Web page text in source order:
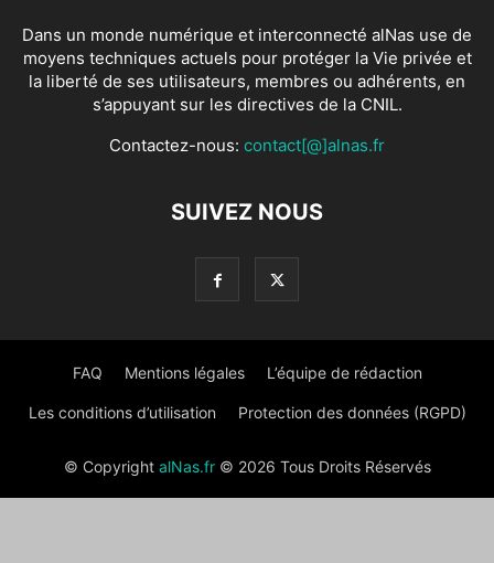
Dans un monde numérique et interconnecté alNas use de
moyens techniques actuels pour protéger la Vie privée et
la liberté de ses utilisateurs, membres ou adhérents, en
s’appuyant sur les directives de la CNIL.
Contactez-nous: contact[@]alnas.fr
SUIVEZ NOUS
FAQ Mentions légales L’équipe de rédaction
Les conditions d’utilisation Protection des données (RGPD)
© Copyright alNas.fr© 2026 Tous Droits Réservés